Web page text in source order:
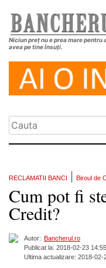
Niciun preț nu e prea mare pentru
avea pe tine însuți.
RECLAMATII BANCI Biroul de
Cum pot fi
Credit?
Autor: Bancherul.ro
Publicat la: 2018-02-23 14:55
Ultima actualizare: 2018-02-